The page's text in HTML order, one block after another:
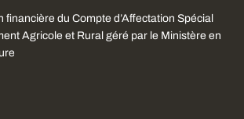
financière du Compte d’Affectation Spécial
Agricole et Rural géré par le Ministère en